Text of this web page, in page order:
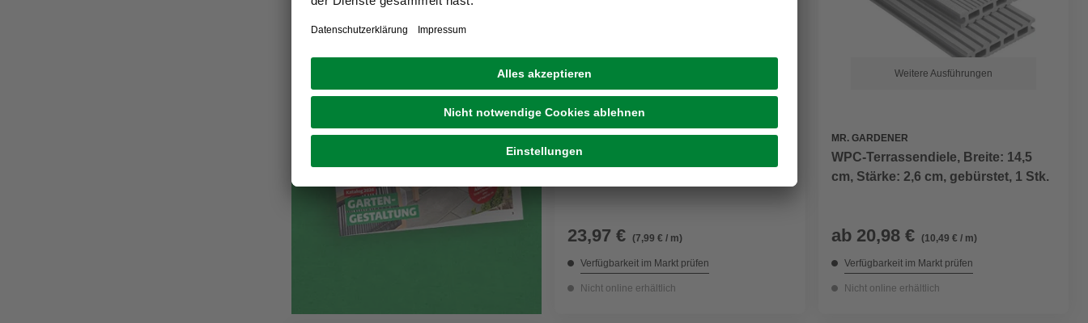
MR. GARDENER
WPC-Terrassendiele, Breite: 19 cm,
23,97 € (7,99 € / m)
Verfügbarkeit im Markt prüfen
Nicht online erhältlich
Weitere Ausführungen
MR. GARDENER
WPC-Terrassendiele, Breite: 14,5
cm, Stärke: 2,6 cm, gebürstet, 1 Stk.
ab 20,98 € (10,49 € / m)
Verfügbarkeit im Markt prüfen
Nicht online erhältlich